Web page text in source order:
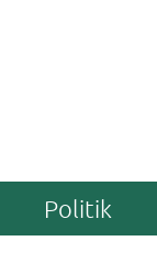
Politik